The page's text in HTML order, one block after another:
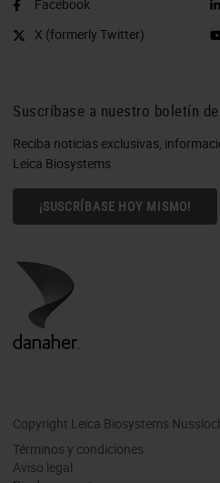
Facebook
X (formerly Twitter)
Suscríbase a nuestro boletín
Reciba noticias exclusivas,
Leica Biosystems
¡SUSCRÍBASE HOY MISMO!
Copyright Leica Biosystems
Términos y condiciones
Aviso legal